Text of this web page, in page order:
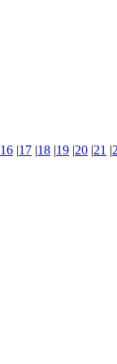
16 |17 |18 |19 |20 |21 |